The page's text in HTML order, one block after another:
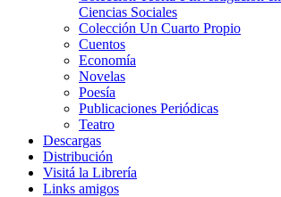
Ciencias Sociales
Colección Un Cuarto Propio
Cuentos
Economía
Novelas
Poesía
Publicaciones Periódicas
Teatro
Descargas
Distribución
Visitá la Librería
Links amigos